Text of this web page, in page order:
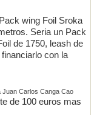
wing Foil Sroka
Seria un Pack
de 1750, leash de
con la
respuesta a Juan Carlos Canga Cao